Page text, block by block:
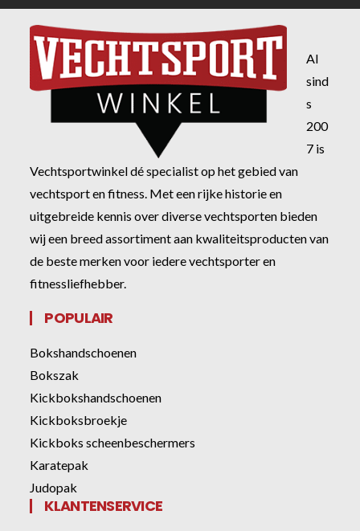
Al
sind
s
200
7 is
Vechtsportwinkel dé specialist op het gebied van
vechtsport en fitness. Met een rijke historie en
uitgebreide kennis over diverse vechtsporten bieden
wij een breed assortiment aan kwaliteitsproducten van
de beste merken voor iedere vechtsporter en
fitnessliefhebber.
POPULAIR
Bokshandschoenen
Bokszak
Kickbokshandschoenen
Kickboksbroekje
Kickboks scheenbeschermers
Karatepak
Judopak
KLANTENSERVICE